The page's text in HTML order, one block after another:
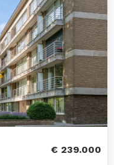
€ 239.000